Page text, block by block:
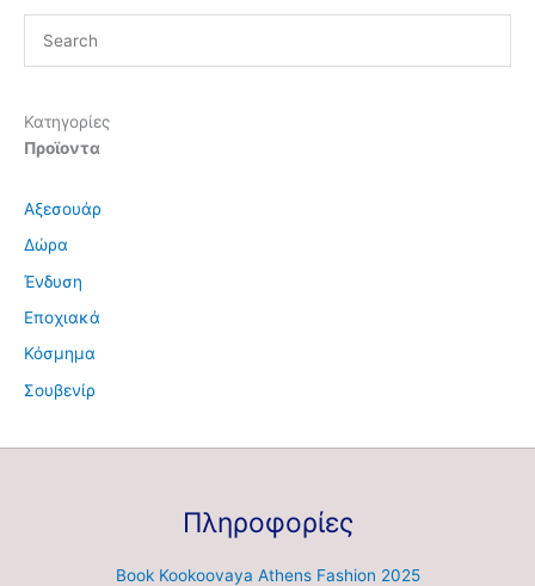
Κατηγορίες
Προϊοντα
Αξεσουάρ
Δώρα
Ένδυση
Εποχιακά
Κόσμημα
Σουβενίρ
Πληροφορίες
Book Kookoovaya Athens Fashion 2025